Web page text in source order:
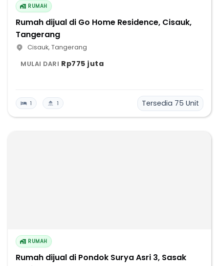
RUMAH
Rumah dijual di Go Home Residence, Cisauk,
Tangerang
Cisauk, Tangerang
MULAI DARI Rp775 juta
1 1 Tersedia 75 Unit
RUMAH
Rumah dijual di Pondok Surya Asri 3, Sasak